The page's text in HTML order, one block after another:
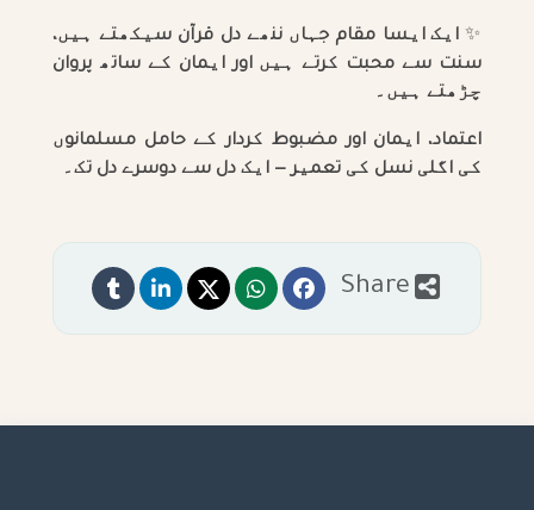
✨ایک ایسا مقام جہاں ننھے دل قرآن سیکھتے ہیں،
سنت سے محبت کرتے ہیں اور ایمان کے ساتھ پروان
چڑھتے ہیں۔
اعتماد، ایمان اور مضبوط کردار کے حامل مسلمانوں
کی اگلی نسل کی تعمیر — ایک دل سے دوسرے دل تک۔
Share